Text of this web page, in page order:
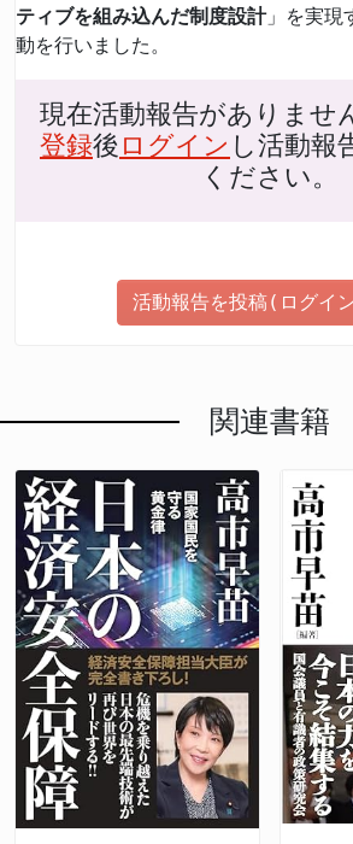
ティブを組み込んだ制度設計」を実現
動を行いました。
現在活動報告がありませ
登録後 ログイン し活動報
ください。
活動報告を投稿(ログイ
関連書籍